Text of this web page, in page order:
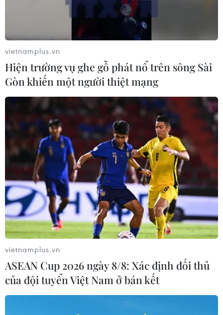
sau phẫu thuật nâng ngực
Hiện Sở Y tế TP.HCM cử thanh tra, phối hợp Phòng Y tế
quận 10 đến Bệnh viện thẩm mỹ EMCAS niêm phong hồ
sơ bệnh án, xem xét các loại thuốc được sử dụng để
tiến hành điều tra, xác minh nguyên nhân.
vietnamplus.vn
Hiện trường vụ ghe gỗ phát nổ trên sông Sài
Gòn khiến một người thiệt mạng
vietnamplus.vn
ASEAN Cup 2026 ngày 8/8: Xác định đối thủ
của đội tuyển Việt Nam ở bán kết